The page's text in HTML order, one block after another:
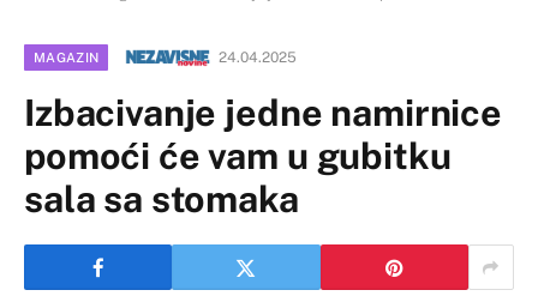
MAGAZIN 24.04.2025
Izbacivanje jedne namirnice
pomoći će vam u gubitku
sala sa stomaka